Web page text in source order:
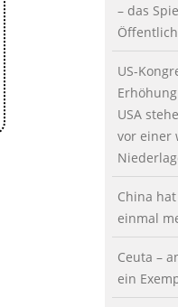
– das
US-
USA
vor einer
China
einmal
Ceuta –
ein